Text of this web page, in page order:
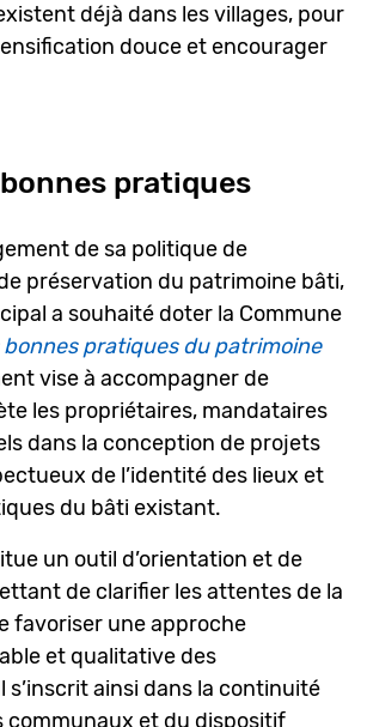
déjà dans les villages, pour
douce et encourager
pratiques
de sa politique de
préservation du patrimoine bâti,
a souhaité doter la Commune
bonnes pratiques du patrimoine
vise à accompagner de
les propriétaires, mandataires
dans la conception de projets
de l’identité des lieux et
du bâti existant.
un outil d’orientation et de
de clarifier les attentes de la
favoriser une approche
et qualitative des
s’inscrit ainsi dans la continuité
communaux et du dispositif